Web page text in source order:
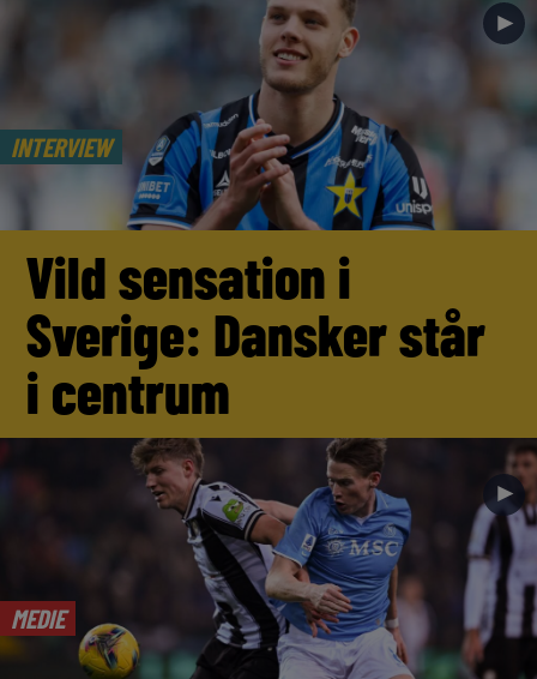
INTERVIEW
►
Vild sensation i
Sverige: Dansker står
i centrum
MEDIE
►